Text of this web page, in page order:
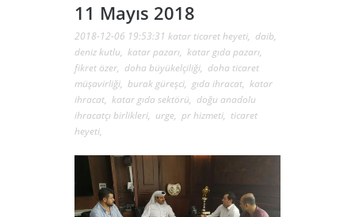
11 Mayıs 2018
2018-12-06 19:53:31 katar ticaret heyeti, daib,
deniz kutlu, katar pazarı, katar gıda pazarı,
fikret özer, doha büyükelçiliği, doha ticaret
müşavirliği, burak güreşci, gıda ihracat, katar
ihracat, katar gıda sektörü, doğu anadolu
ihracatçı birlikleri, urge, pr hizmeti, ticaret
heyeti,